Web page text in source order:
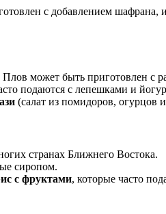
с добавлением
может быть приготовлен
подаются с лепешками и
(салат из помидоров, огурцов
странах Ближнего Востока.
сиропом.
с фруктами, которые часто